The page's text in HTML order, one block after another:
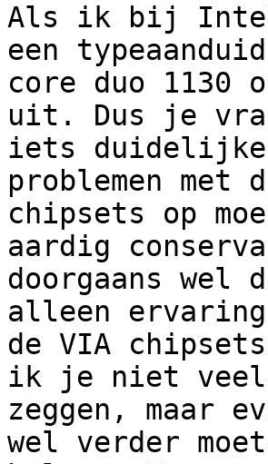
Als ik bij Intel
een
core duo 1130
uit. Dus je
iets
problemen met
chipsets op
aardig
doorgaans
alleen ervaring
de VIA
ik je niet veel
zeggen, maar
wel verder